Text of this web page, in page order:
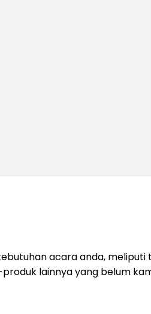
acara anda, meliputi
lainnya yang belum